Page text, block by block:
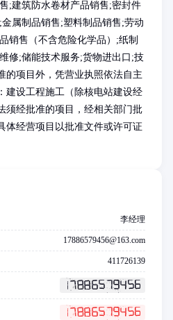
;建筑防水卷材产品销售;密封件
属制品销售;塑料制品销售;劳动
销售（不含危险化学品）;纸制
修;储能技术服务;货物进出口;技
的项目外，凭营业执照依法自主
建设工程施工（除核电站建设经
须经批准的项目，经相关部门批
体经营项目以批准文件或许可证
李经理
17886579456@163.com
411726139